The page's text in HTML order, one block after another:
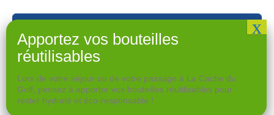
Voir les préférences
Conditions d’utilisation
Lors de votre séjour ou de votre passage à La Cache du
Golf, pensez à apporter vos bouteilles réutilisables pour
rester hydraté et éco-responsable !